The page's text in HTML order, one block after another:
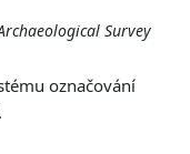
Survey
označování